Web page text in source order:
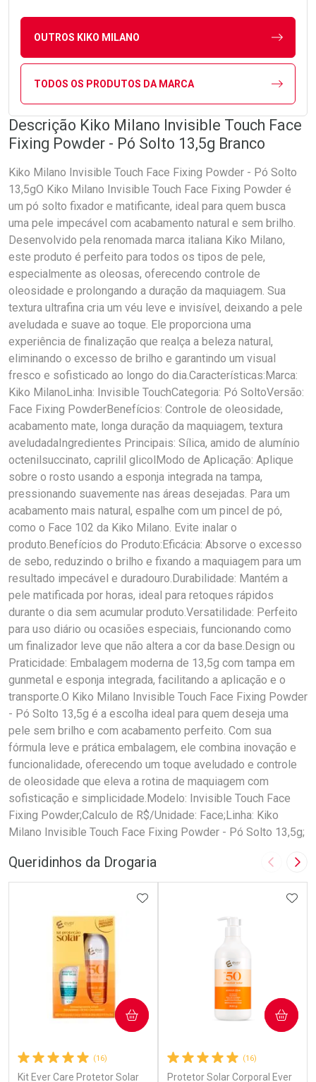
OUTROS KIKO MILANO
TODOS OS PRODUTOS DA MARCA
Descrição Kiko Milano Invisible Touch Face
Fixing Powder - Pó Solto 13,5g Branco
Kiko Milano Invisible Touch Face Fixing Powder - Pó Solto
13,5gO Kiko Milano Invisible Touch Face Fixing Powder é
um pó solto fixador e matificante, ideal para quem busca
uma pele impecável com acabamento natural e sem brilho.
Desenvolvido pela renomada marca italiana Kiko Milano,
este produto é perfeito para todos os tipos de pele,
especialmente as oleosas, oferecendo controle de
oleosidade e prolongando a duração da maquiagem. Sua
textura ultrafina cria um véu leve e invisível, deixando a pele
aveludada e suave ao toque. Ele proporciona uma
experiência de finalização que realça a beleza natural,
eliminando o excesso de brilho e garantindo um visual
fresco e sofisticado ao longo do dia.Características:Marca:
Kiko MilanoLinha: Invisible TouchCategoria: Pó SoltoVersão:
Face Fixing PowderBenefícios: Controle de oleosidade,
acabamento mate, longa duração da maquiagem, textura
aveludadaIngredientes Principais: Sílica, amido de alumínio
octenilsuccinato, caprilil glicolModo de Aplicação: Aplique
sobre o rosto usando a esponja integrada na tampa,
pressionando suavemente nas áreas desejadas. Para um
acabamento mais natural, espalhe com um pincel de pó,
como o Face 102 da Kiko Milano. Evite inalar o
produto.Benefícios do Produto:Eficácia: Absorve o excesso
de sebo, reduzindo o brilho e fixando a maquiagem para um
resultado impecável e duradouro.Durabilidade: Mantém a
pele matificada por horas, ideal para retoques rápidos
durante o dia sem acumular produto.Versatilidade: Perfeito
para uso diário ou ocasiões especiais, funcionando como
um finalizador leve que não altera a cor da base.Design ou
Praticidade: Embalagem moderna de 13,5g com tampa em
gunmetal e esponja integrada, facilitando a aplicação e o
transporte.O Kiko Milano Invisible Touch Face Fixing Powder
- Pó Solto 13,5g é a escolha ideal para quem deseja uma
pele sem brilho e com acabamento perfeito. Com sua
fórmula leve e prática embalagem, ele combina inovação e
funcionalidade, oferecendo um toque aveludado e controle
de oleosidade que eleva a rotina de maquiagem com
sofisticação e simplicidade.Modelo: Invisible Touch Face
Fixing Powder;Calculo de R$/Unidade: Face;Linha: Kiko
Milano Invisible Touch Face Fixing Powder - Pó Solto 13,5g;
Queridinhos da Drogaria Imagem
(16)
Kit Ever Care Protetor Solar
ADICIONAR AOS FAVORITOS
COMPRAR
(16)
Protetor Solar Corporal Ever
COMPRAR